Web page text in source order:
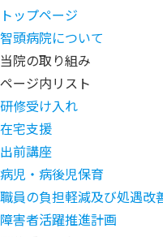
トップページ
智頭病院について
当院の取り組み
ページ内リスト
研修受け入れ
在宅支援
出前講座
病児・病後児保育
職員の負担軽減及び処遇改
障害者活躍推進計画